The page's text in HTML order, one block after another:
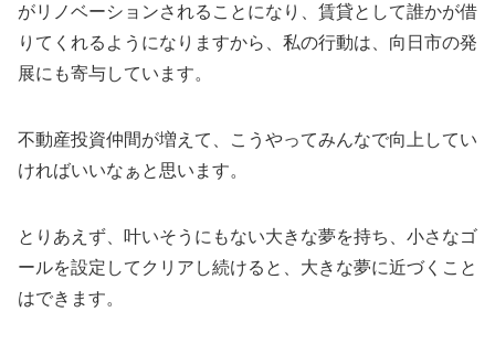
がリノベーションされることになり、賃貸として誰かが借
りてくれるようになりますから、私の行動は、向日市の発
展にも寄与しています。
不動産投資仲間が増えて、こうやってみんなで向上してい
ければいいなぁと思います。
とりあえず、叶いそうにもない大きな夢を持ち、小さなゴ
ールを設定してクリアし続けると、大きな夢に近づくこと
はできます。